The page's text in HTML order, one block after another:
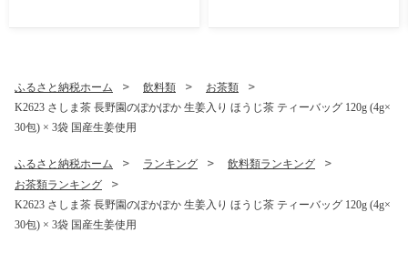
ふるさと納税ホーム 飲料類
お茶類
K2623 さしま茶 長野園のぽかぽか 生姜入り ほうじ茶 ティーバッグ 120g (4g×
30包) × 3袋 国産生姜使用
ふるさと納税ホーム ランキング
飲料類ランキング
お茶類ランキング
K2623 さしま茶 長野園のぽかぽか 生姜入り ほうじ茶 ティーバッグ 120g (4g×
30包) × 3袋 国産生姜使用